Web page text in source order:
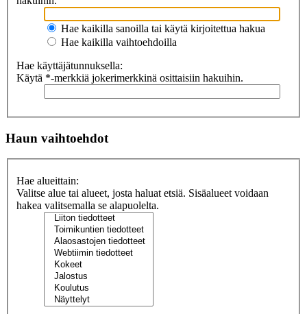
Hae kaikilla sanoilla tai käytä kirjoitettua hakua
Hae kaikilla vaihtoehdoilla
Hae käyttäjätunnuksella:
Käytä *-merkkiä jokerimerkkinä osittaisiin hakuihin.
Haun vaihtoehdot
Hae alueittain:
Valitse alue tai alueet, josta haluat etsiä. Sisäalueet voidaan
hakea valitsemalla se alapuolelta.